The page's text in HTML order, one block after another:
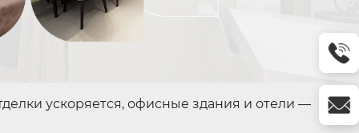
ускоряется, офисные здания и отели —